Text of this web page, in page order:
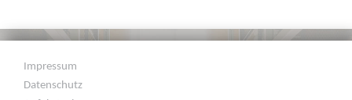
Impressum
Datenschutz